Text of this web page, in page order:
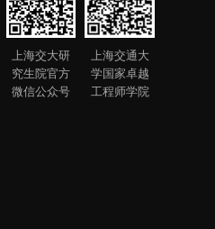
上海交大研
究生院官方
微信公众号
上海交通大
学国家卓越
工程师学院